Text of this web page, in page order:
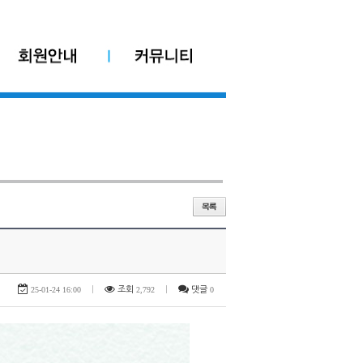
25-01-24 16:00 조회 2,792 댓글 0